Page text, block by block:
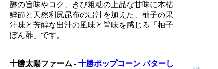
醂の旨味やコク、きび粗糖の上品な甘味に本枯
鰹節と天然利尻昆布の出汁を加えた、柚子の果
汁味と芳醇な出汁の風味と旨味を感じる「柚子
ぽん酢」です。
十勝太陽ファーム - 十勝ポップコーン バターし